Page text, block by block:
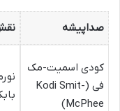
صداپیشه
کودی اسمیت-مک
فی (Kodi Smit-
McPhee)